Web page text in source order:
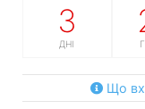
3
ДНІ
Що